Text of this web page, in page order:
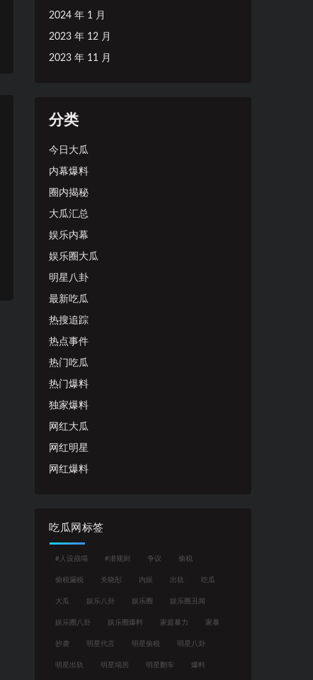
2024 年 1 月
2023 年 12 月
2023 年 11 月
分类
今日大瓜
内幕爆料
圈内揭秘
大瓜汇总
娱乐内幕
娱乐圈大瓜
明星八卦
最新吃瓜
热搜追踪
热点事件
热门吃瓜
热门爆料
独家爆料
网红大瓜
网红明星
网红爆料
吃瓜网标签
#人设崩塌 #潜规则 争议 偷税
偷税漏税 关晓彤 内娱 出轨 吃瓜
大瓜 娱乐八卦 娱乐圈 娱乐圈丑闻
娱乐圈八卦 娱乐圈爆料 家庭暴力 家暴
抄袭 明星代言 明星偷税 明星八卦
明星出轨 明星塌房 明星翻车 爆料